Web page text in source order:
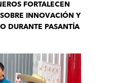
FORTALECEN
INNOVACIÓN Y
DURANTE PASANTÍA